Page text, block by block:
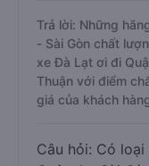
Trả lời: Những
- Sài Gòn chất
xe Đà Lạt ơi đi
Thuận với điểm
giá của khách
Câu hỏi: Có